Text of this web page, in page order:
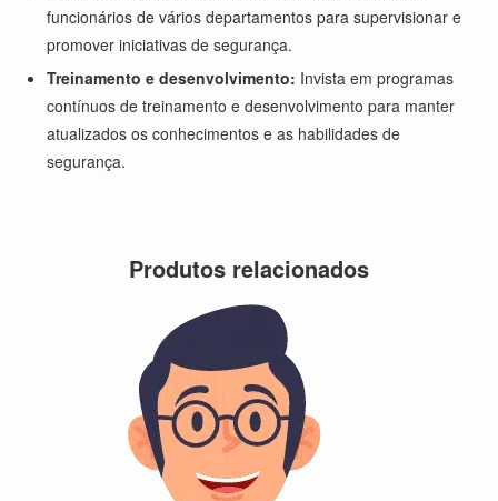
funcionários de vários departamentos para supervisionar e
promover iniciativas de segurança.
Treinamento e desenvolvimento: Invista em programas
contínuos de treinamento e desenvolvimento para manter
atualizados os conhecimentos e as habilidades de
segurança.
Produtos relacionados